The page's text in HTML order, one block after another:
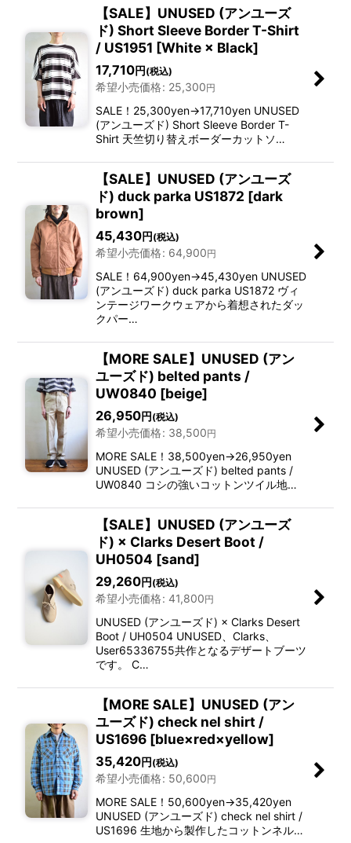
【SALE】UNUSED (アンユーズ
ド) Short Sleeve Border T-Shirt
/ US1951 [White × Black]
17,710円 (税込)
希望小売価格: 25,300円
SALE！25,300yen→17,710yen UNUSED
(アンユーズド) Short Sleeve Border T-
Shirt 天竺切り替えボーダーカットソ…
【SALE】UNUSED (アンユーズ
ド) duck parka US1872 [dark
brown]
45,430円 (税込)
希望小売価格: 64,900円
SALE！64,900yen→45,430yen UNUSED
(アンユーズド) duck parka US1872 ヴィ
ンテージワークウェアから着想されたダッ
クパー…
【MORE SALE】UNUSED (アン
ユーズド) belted pants /
UW0840 [beige]
26,950円 (税込)
希望小売価格: 38,500円
MORE SALE！38,500yen→26,950yen
UNUSED (アンユーズド) belted pants /
UW0840 コシの強いコットンツイル地…
【SALE】UNUSED (アンユーズ
ド) × Clarks Desert Boot /
UH0504 [sand]
29,260円 (税込)
希望小売価格: 41,800円
UNUSED (アンユーズド) × Clarks Desert
Boot / UH0504 UNUSED、Clarks、
User65336755共作となるデザートブーツ
です。 C…
【MORE SALE】UNUSED (アン
ユーズド) check nel shirt /
US1696 [blue×red×yellow]
35,420円 (税込)
希望小売価格: 50,600円
MORE SALE！50,600yen→35,420yen
UNUSED (アンユーズド) check nel shirt /
US1696 生地から製作したコットンネル…